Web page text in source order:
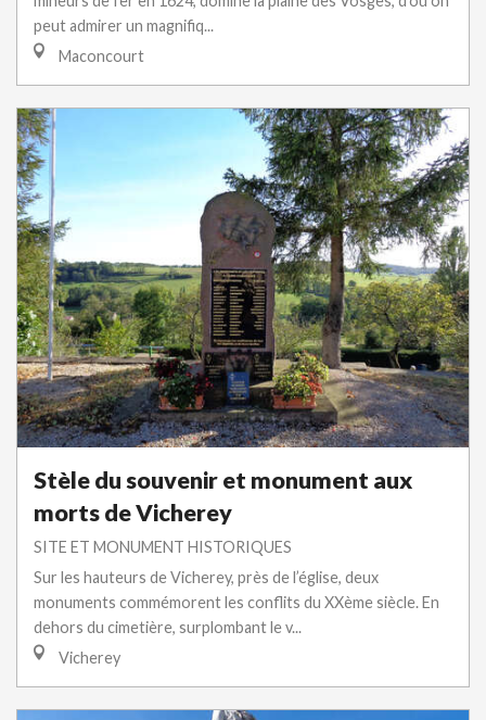
peut admirer un magnifiq...
Maconcourt
Stèle du souvenir et monument aux
morts de Vicherey
SITE ET MONUMENT HISTORIQUES
Sur les hauteurs de Vicherey, près de l’église, deux
monuments commémorent les conflits du XXème siècle. En
dehors du cimetière, surplombant le v...
Vicherey